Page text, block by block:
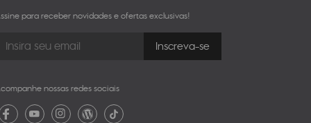
para receber novidades e ofertas exclusivas!
nossas redes sociais